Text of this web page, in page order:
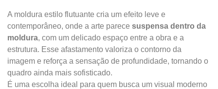
A moldura estilo flutuante cria um efeito leve e
contemporâneo, onde a arte parece suspensa dentro da
moldura, com um delicado espaço entre a obra e a
estrutura. Esse afastamento valoriza o contorno da
imagem e reforça a sensação de profundidade, tornando o
quadro ainda mais sofisticado.
É uma escolha ideal para quem busca um visual moderno